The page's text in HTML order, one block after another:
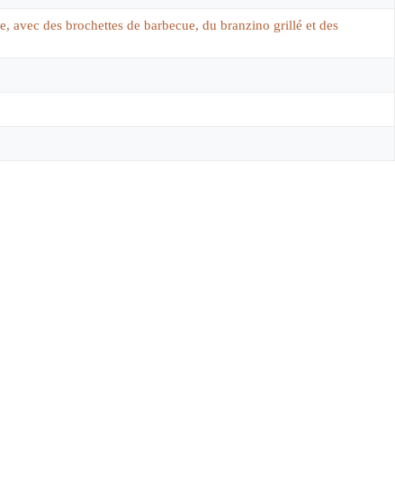
avec des brochettes de barbecue, du branzino grillé et des